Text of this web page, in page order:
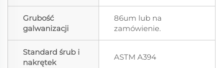
Grubość
galwanizacji
86um lub na
zamówienie.
Standard śrub i
nakrętek
ASTM A394